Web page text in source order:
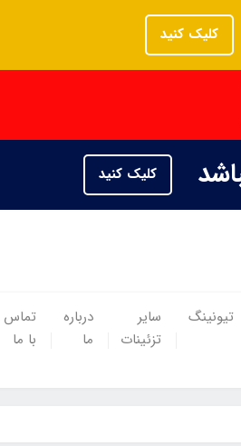
کلیک کنید
کلیک کنید
تیونینگ
سایر
تزئینات
درباره
ما
تماس
با ما